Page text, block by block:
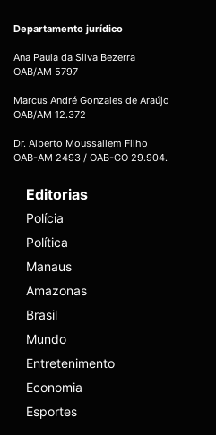
Departamento jurídico
Ana Paula da Silva Bezerra
OAB/AM 5797
Marcus André Gonzales de Araújo
OAB/AM 12.372
Dr. Alberto Moussallem Filho
OAB-AM 2493 / OAB-GO 29.904.
Editorias
Polícia
Política
Manaus
Amazonas
Brasil
Mundo
Entretenimento
Economia
Esportes